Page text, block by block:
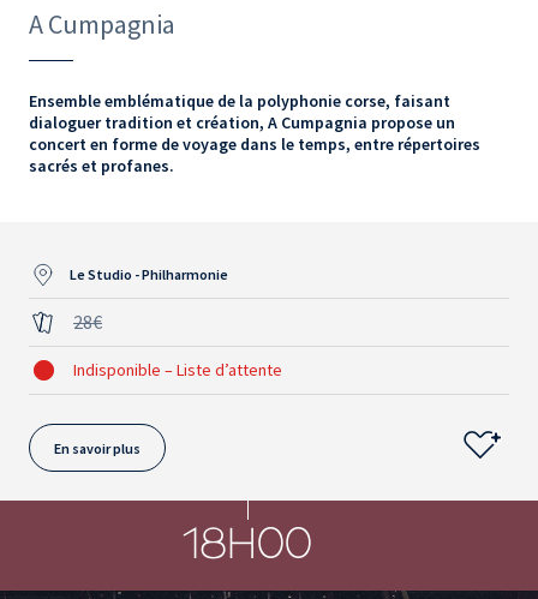
A Cumpagnia
Ensemble emblématique de la polyphonie corse, faisant
dialoguer tradition et création, A Cumpagnia propose un
concert en forme de voyage dans le temps, entre répertoires
sacrés et profanes.
Le Studio - Philharmonie
28€
Indisponible – Liste d’attente
En savoir plus
18H00